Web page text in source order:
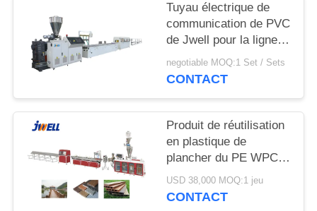
PRIVACY
POLICY
Tuyau électrique de
communication de PVC
de Jwell pour la ligne
en plastique d'extrusion
de machine de
negotiable MOQ:1 Set / Sets
CONTACT
Produit de réutilisation
en plastique de
plancher du PE WPC
de Jwell beaucoup de
fois utilisant la machine
USD 38,000 MOQ:1 jeu
CONTACT